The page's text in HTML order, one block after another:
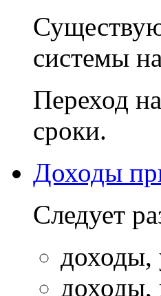
системы
Переход
сроки.
Доходы
Следует
доходы,
доходы,